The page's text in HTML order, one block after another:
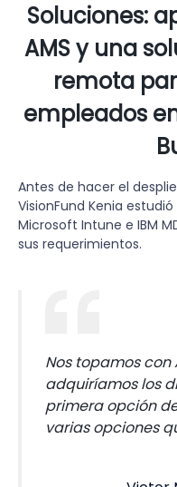
Soluciones:
AMS y una
remota
empleados
Antes de hacer el
VisionFund Kenia
Microsoft Intune e IBM
sus requerimientos.
Nos topamos
adquiríamos los
primera opción
varias opciones